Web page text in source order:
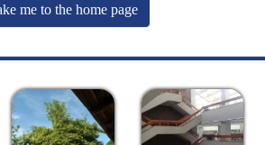
me to the home page